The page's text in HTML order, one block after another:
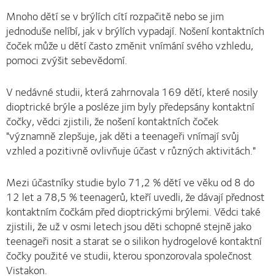
Mnoho dětí se v brýlích cítí rozpačitě nebo se jim
jednoduše nelíbí, jak v brýlích vypadají. Nošení kontaktních
čoček může u dětí často změnit vnímání svého vzhledu,
pomoci zvýšit sebevědomí.
V nedávné studii, která zahrnovala 169 dětí, které nosily
dioptrické brýle a posléze jim byly předepsány kontaktní
čočky, vědci zjistili, že nošení kontaktních čoček
"významně zlepšuje, jak děti a teenageři vnímají svůj
vzhled a pozitivně ovlivňuje účast v různých aktivitách."
Mezi účastníky studie bylo 71,2 % dětí ve věku od 8 do
12 let a 78,5 % teenagerů, kteří uvedli, že dávají přednost
kontaktním čočkám před dioptrickými brýlemi. Vědci také
zjistili, že už v osmi letech jsou děti schopné stejně jako
teenageři nosit a starat se o silikon hydrogelové kontaktní
čočky použité ve studii, kterou sponzorovala společnost
Vistakon.